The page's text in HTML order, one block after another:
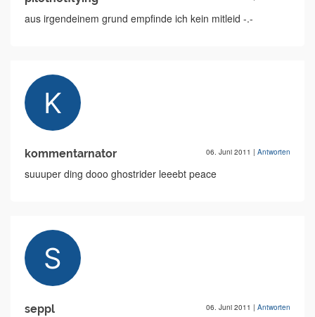
aus irgendeinem grund empfinde ich kein mitleid -.-
kommentarnator 06. Juni 2011 | Antworten
suuuper ding dooo ghostrider leeebt peace
seppl 06. Juni 2011 | Antworten